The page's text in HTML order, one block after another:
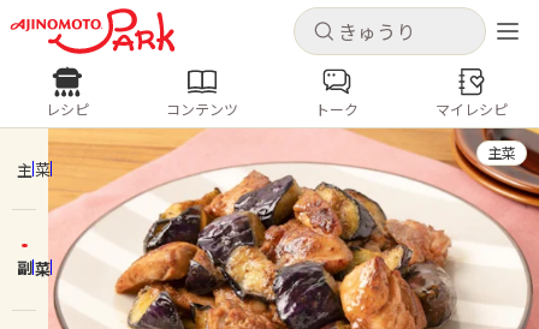
キャンセル
ログインするとレシピを保存できます
ログイン 新規登録
ホーム
キャンセル
レシピ コンテンツ
人気の食材・レシピ
きゅうり なす トマト
とうもろこし
ピーマン
みょうが ゴーヤ
レシピ コンテンツ トーク マイレシピ
主菜
副菜
主菜